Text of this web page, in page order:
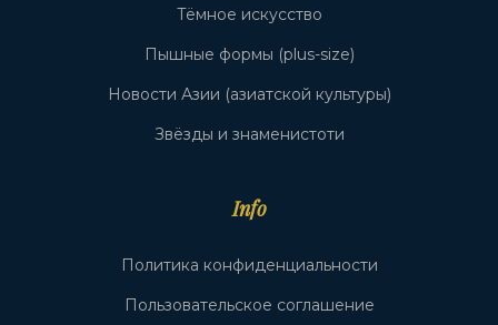
Тёмное искусство
Пышные формы (plus-size)
Новости Азии (азиатской культуры)
Звёзды и знаменистоти
Info
Политика конфиденциальности
Пользовательское соглашение